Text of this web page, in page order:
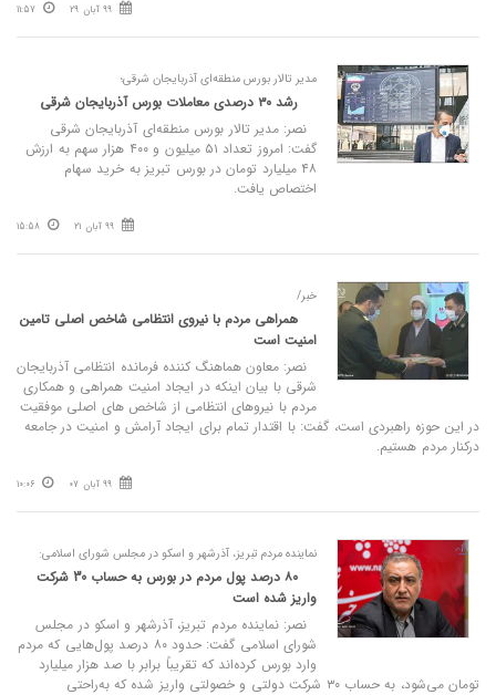
99 آبان 29 11:57
مدیر تالار بورس منطقه‌ای آذربایجان شرقی؛
رشد ۳۰ درصدی معاملات بورس آذربایجان شرقی
نصر: مدیر تالار بورس منطقه‌ای آذربایجان شرقی
گفت: امروز تعداد ۵۱ میلیون و ۴۰۰ هزار سهم به ارزش
۴۸ میلیارد تومان در بورس تبریز به خرید سهام
اختصاص یافت.
99 آبان 21 15:58
خبر/
همراهی مردم با نیروی انتظامی شاخص اصلی تامین
امنیت است
نصر: معاون هماهنگ کننده فرمانده انتظامی آذربایجان
شرقی با بیان اینکه در ایجاد امنیت همراهی و همکاری
مردم با نیروهای انتظامی از شاخص های اصلی موفقیت
در این حوزه راهبردی است، گفت: با اقتدار تمام برای ایجاد آرامش و امنیت در جامعه
درکنار مردم هستیم.
99 آبان 07 10:06
نماینده مردم تبریز، آذرشهر و اسکو در مجلس شورای اسلامی:
۸۰ درصد پول مردم در بورس به حساب 30 شرکت
واریز شده است
نصر: نماینده مردم تبریز، آذرشهر و اسکو در مجلس
شورای اسلامی گفت: حدود ۸۰ درصد پول‌هایی که مردم
وارد بورس کرده‌اند که تقریباً برابر با صد هزار میلیارد
تومان می‌شود، به حساب ۳۰ شرکت دولتی و خصولتی واریز شده که به‌راحتی